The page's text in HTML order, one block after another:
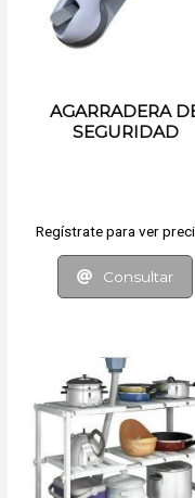
AGARRADERA
SEGURIDAD
Regístrate para ver
Consultar